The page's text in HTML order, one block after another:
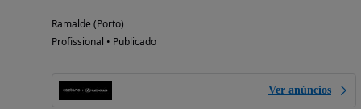
Ramalde (Porto)
Profissional • Publicado
Ver anúncios